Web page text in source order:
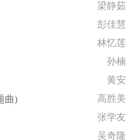
梁静茹
彭佳慧
林忆莲
孙楠
黄安
曲)
高胜美
张学友
吴奇隆